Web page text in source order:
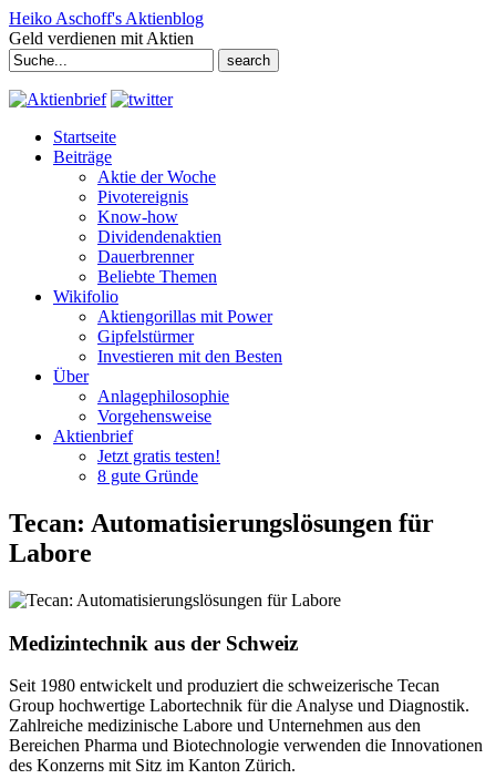
Heiko Aschoff's Aktienblog
Geld verdienen mit Aktien
Search
for:
Startseite
Beiträge
Aktie der Woche
Pivotereignis
Know-how
Dividendenaktien
Dauerbrenner
Beliebte Themen
Wikifolio
Aktiengorillas mit Power
Gipfelstürmer
Investieren mit den Besten
Über
Anlagephilosophie
Vorgehensweise
Aktienbrief
Jetzt gratis testen!
8 gute Gründe
Tecan: Automatisierungslösungen für
Labore
Medizintechnik aus der Schweiz
Seit 1980 entwickelt und produziert die schweizerische Tecan
Group hochwertige Labortechnik für die Analyse und Diagnostik.
Zahlreiche medizinische Labore und Unternehmen aus den
Bereichen Pharma und Biotechnologie verwenden die Innovationen
des Konzerns mit Sitz im Kanton Zürich.